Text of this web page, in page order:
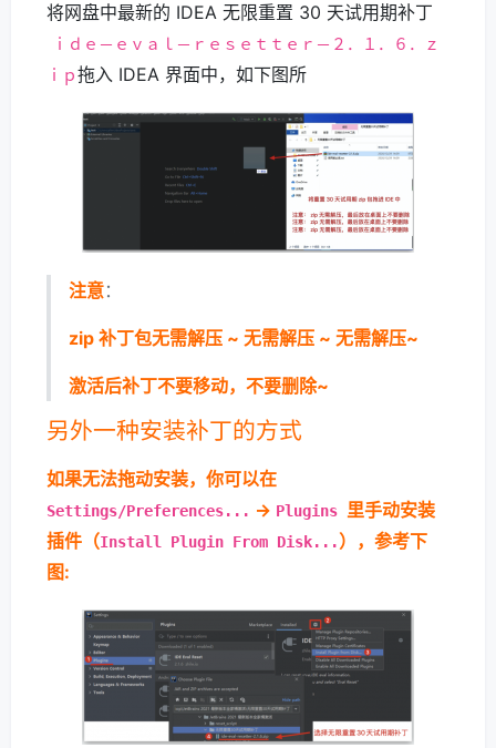
将网盘中最新的 IDEA 无限重置 30 天试用期补丁
ｉｄｅ－ｅｖａｌ－ｒｅｓｅｔｔｅｒ－２．１．６．ｚ
ｉｐ拖入 IDEA 界面中，如下图所
注意：
zip 补丁包无需解压 ~ 无需解压 ~ 无需解压~
激活后补丁不要移动，不要删除~
另外一种安装补丁的方式
如果无法拖动安装，你可以在
Settings/Preferences... -> Plugins 里手动安装
插件（Install Plugin From Disk...），参考下
图: